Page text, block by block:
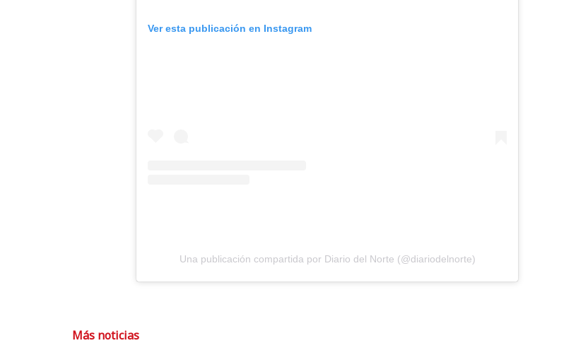
Ver esta publicación en Instagram
Una publicación compartida por Diario del Norte (@diariodelnorte)
Más noticias